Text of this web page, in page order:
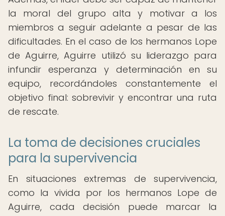
la moral del grupo alta y motivar a los
miembros a seguir adelante a pesar de las
dificultades. En el caso de los hermanos Lope
de Aguirre, Aguirre utilizó su liderazgo para
infundir esperanza y determinación en su
equipo, recordándoles constantemente el
objetivo final: sobrevivir y encontrar una ruta
de rescate.
La toma de decisiones cruciales
para la supervivencia
En situaciones extremas de supervivencia,
como la vivida por los hermanos Lope de
Aguirre, cada decisión puede marcar la